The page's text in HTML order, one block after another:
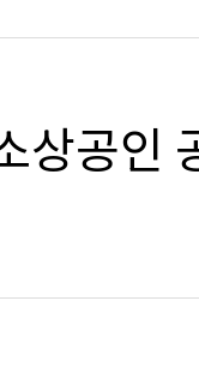
상공인